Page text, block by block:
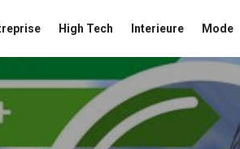
High Tech Interieure Mode